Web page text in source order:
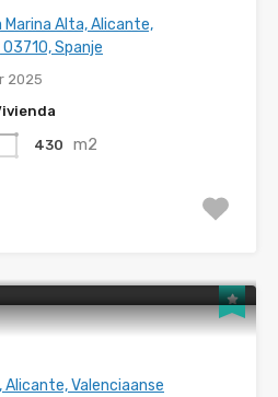
Marina Alta, Alicante,
Spanje
2025
430 m2
Alicante, Valenciaanse